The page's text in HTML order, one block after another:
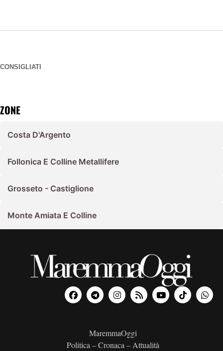
CONSIGLIATI
ZONE
Costa D'Argento
Follonica E Colline Metallifere
Grosseto - Castiglione
Monte Amiata E Colline
MaremmaOggi
Politica – Cronaca – Attualità